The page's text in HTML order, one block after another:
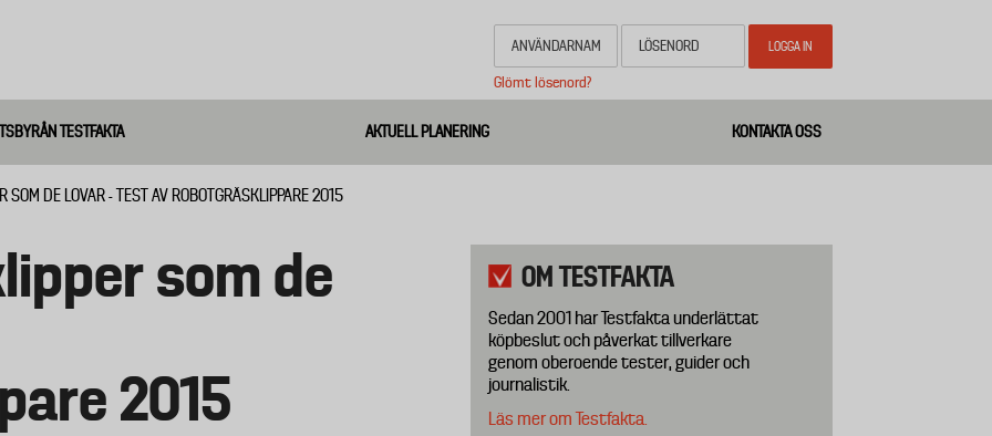
Glömt lösenord?
TESTFAKTA AKTUELL PLANERING KONTAKTA OSS
SOM DE LOVAR - TEST AV ROBOTGRÄSKLIPPARE 2015
som de
2015
OM TESTFAKTA
Sedan 2001 har Testfakta underlättat
köpbeslut och påverkat tillverkare
genom oberoende tester, guider och
journalistik.
Läs mer om Testfakta.